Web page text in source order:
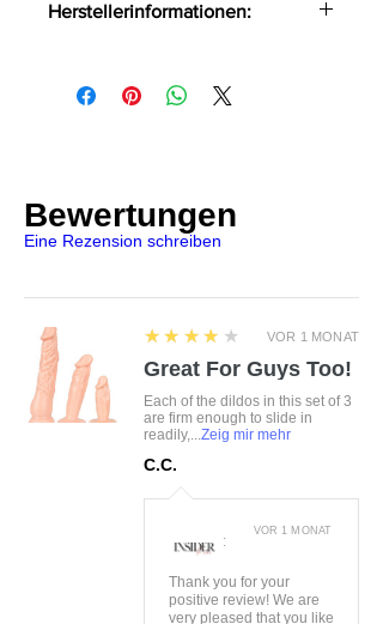
Extra hohe Beinausschnitte
Weich & elastisch für hohen
Herstellerinformationen:
DE-24933 Flensburg
Bewertungen
Eine Rezension schreiben
VOR 1 MONAT
4
★★★★★
Great For Guys Too!
Each of the dildos in this set of 3
are firm enough to slide in
readily,...Zeig mir mehr
C.C.
:
Thank you for your
positive review! We are
very pleased that you like
VOR 1 MONAT